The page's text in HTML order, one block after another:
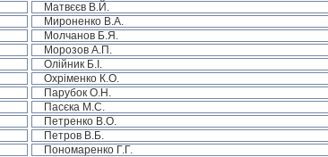
Матвєєв В.Й.
Мироненко В.А.
Молчанов Б.Я.
Морозов А.П.
Олійник Б.І.
Охріменко К.О.
Парубок О.Н.
Пасєка М.С.
Петренко В.О.
Петров В.Б.
Пономаренко Г.Г.